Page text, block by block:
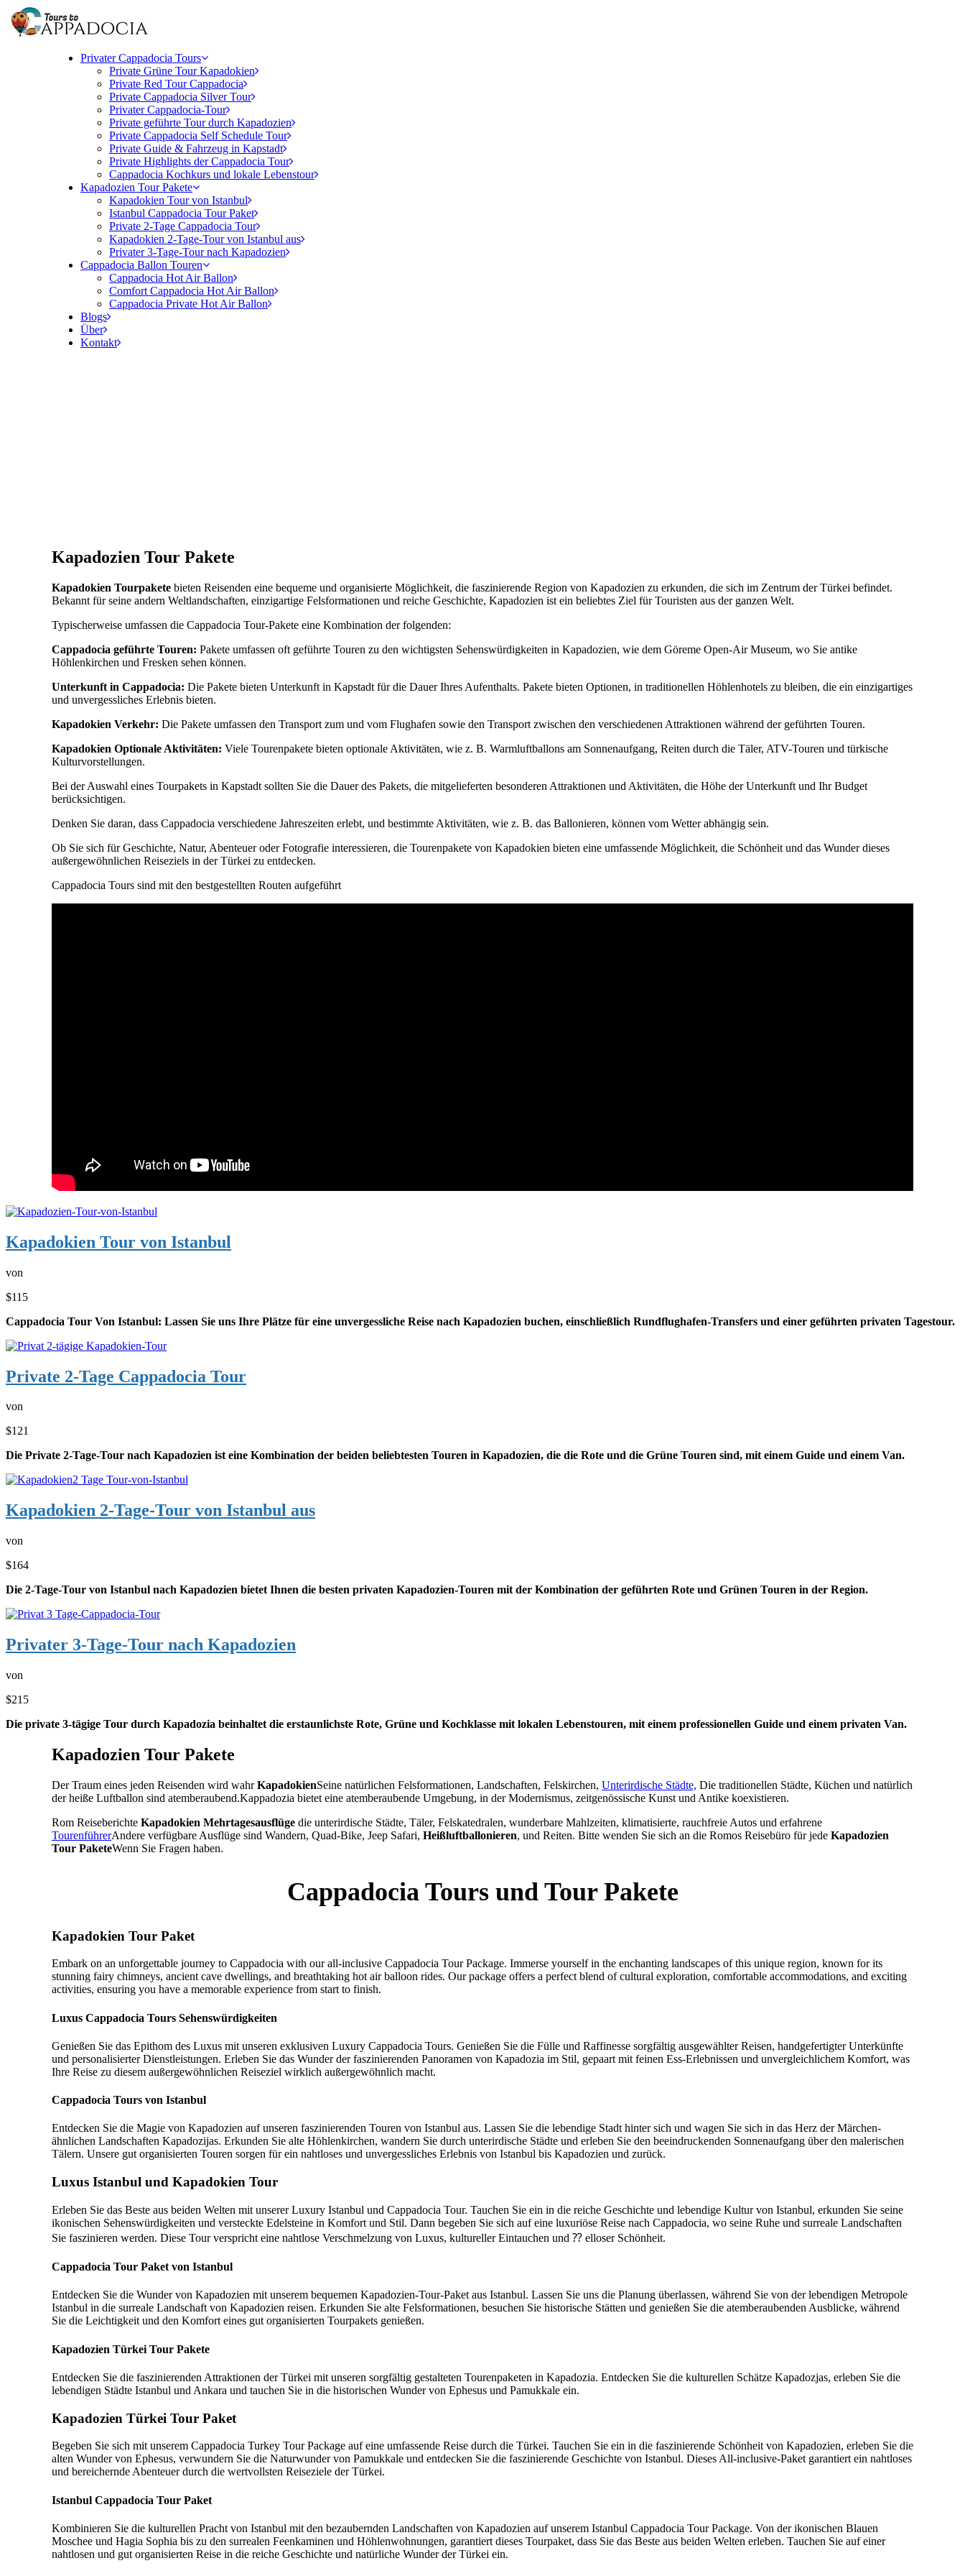
Privater Cappadocia Tours
Private Grüne Tour Kapadokien
Private Red Tour Cappadocia
Private Cappadocia Silver Tour
Privater Cappadocia-Tour
Private geführte Tour durch Kapadozien
Private Cappadocia Self Schedule Tour
Private Guide & Fahrzeug in Kapstadt
Private Highlights der Cappadocia Tour
Cappadocia Kochkurs und lokale Lebenstour
Kapadozien Tour Pakete
Kapadokien Tour von Istanbul
Istanbul Cappadocia Tour Paket
Private 2-Tage Cappadocia Tour
Kapadokien 2-Tage-Tour von Istanbul aus
Privater 3-Tage-Tour nach Kapadozien
Cappadocia Ballon Touren
Cappadocia Hot Air Ballon
Comfort Cappadocia Hot Air Ballon
Cappadocia Private Hot Air Ballon
Blogs
Über
Kontakt
Kapadozien Tour Pakete
Kapadokien Tourpakete bieten Reisenden eine bequeme und organisierte Möglichkeit, die faszinierende Region von Kapadozien zu erkunden, die sich im Zentrum der Türkei befindet.
Bekannt für seine andern Weltlandschaften, einzigartige Felsformationen und reiche Geschichte, Kapadozien ist ein beliebtes Ziel für Touristen aus der ganzen Welt.
Typischerweise umfassen die Cappadocia Tour-Pakete eine Kombination der folgenden:
Cappadocia geführte Touren: Pakete umfassen oft geführte Touren zu den wichtigsten Sehenswürdigkeiten in Kapadozien, wie dem Göreme Open-Air Museum, wo Sie antike
Höhlenkirchen und Fresken sehen können.
Unterkunft in Cappadocia: Die Pakete bieten Unterkunft in Kapstadt für die Dauer Ihres Aufenthalts. Pakete bieten Optionen, in traditionellen Höhlenhotels zu bleiben, die ein einzigartiges
und unvergessliches Erlebnis bieten.
Kapadokien Verkehr: Die Pakete umfassen den Transport zum und vom Flughafen sowie den Transport zwischen den verschiedenen Attraktionen während der geführten Touren.
Kapadokien Optionale Aktivitäten: Viele Tourenpakete bieten optionale Aktivitäten, wie z. B. Warmluftballons am Sonnenaufgang, Reiten durch die Täler, ATV-Touren und türkische
Kulturvorstellungen.
Bei der Auswahl eines Tourpakets in Kapstadt sollten Sie die Dauer des Pakets, die mitgelieferten besonderen Attraktionen und Aktivitäten, die Höhe der Unterkunft und Ihr Budget
berücksichtigen.
Denken Sie daran, dass Cappadocia verschiedene Jahreszeiten erlebt, und bestimmte Aktivitäten, wie z. B. das Ballonieren, können vom Wetter abhängig sein.
Ob Sie sich für Geschichte, Natur, Abenteuer oder Fotografie interessieren, die Tourenpakete von Kapadokien bieten eine umfassende Möglichkeit, die Schönheit und das Wunder dieses
außergewöhnlichen Reiseziels in der Türkei zu entdecken.
Cappadocia Tours sind mit den bestgestellten Routen aufgeführt
Kapadokien Tour von Istanbul
von
$115
Cappadocia Tour Von Istanbul: Lassen Sie uns Ihre Plätze für eine unvergessliche Reise nach Kapadozien buchen, einschließlich Rundflughafen-Transfers und einer geführten privaten Tagestour.
Private 2-Tage Cappadocia Tour
von
$121
Die Private 2-Tage-Tour nach Kapadozien ist eine Kombination der beiden beliebtesten Touren in Kapadozien, die die Rote und die Grüne Touren sind, mit einem Guide und einem Van.
Kapadokien 2-Tage-Tour von Istanbul aus
von
$164
Die 2-Tage-Tour von Istanbul nach Kapadozien bietet Ihnen die besten privaten Kapadozien-Touren mit der Kombination der geführten Rote und Grünen Touren in der Region.
Privater 3-Tage-Tour nach Kapadozien
von
$215
Die private 3-tägige Tour durch Kapadozia beinhaltet die erstaunlichste Rote, Grüne und Kochklasse mit lokalen Lebenstouren, mit einem professionellen Guide und einem privaten Van.
Kapadozien Tour Pakete
Der Traum eines jeden Reisenden wird wahrKapadokienSeine natürlichen Felsformationen, Landschaften, Felskirchen, Unterirdische Städte, Die traditionellen Städte, Küchen und natürlich
der heiße Luftballon sind atemberaubend.Kappadozia bietet eine atemberaubende Umgebung, in der Modernismus, zeitgenössische Kunst und Antike koexistieren.
Rom Reiseberichte Kapadokien Mehrtagesausflüge die unterirdische Städte, Täler, Felskatedralen, wunderbare Mahlzeiten, klimatisierte, rauchfreie Autos und erfahrene
TourenführerAndere verfügbare Ausflüge sind Wandern, Quad-Bike, Jeep Safari, Heißluftballonieren, und Reiten. Bitte wenden Sie sich an die Romos Reisebüro für jede Kapadozien
Tour PaketeWenn Sie Fragen haben.
Cappadocia Tours und Tour Pakete
Kapadokien Tour Paket
Embark on an unforgettable journey to Cappadocia with our all-inclusive Cappadocia Tour Package. Immerse yourself in the enchanting landscapes of this unique region, known for its
stunning fairy chimneys, ancient cave dwellings, and breathtaking hot air balloon rides. Our package offers a perfect blend of cultural exploration, comfortable accommodations, and exciting
activities, ensuring you have a memorable experience from start to finish.
Luxus Cappadocia Tours Sehenswürdigkeiten
Genießen Sie das Epithom des Luxus mit unseren exklusiven Luxury Cappadocia Tours. Genießen Sie die Fülle und Raffinesse sorgfältig ausgewählter Reisen, handgefertigter Unterkünfte
und personalisierter Dienstleistungen. Erleben Sie das Wunder der faszinierenden Panoramen von Kapadozia im Stil, gepaart mit feinen Ess-Erlebnissen und unvergleichlichem Komfort, was
Ihre Reise zu diesem außergewöhnlichen Reiseziel wirklich außergewöhnlich macht.
Cappadocia Tours von Istanbul
Entdecken Sie die Magie von Kapadozien auf unseren faszinierenden Touren von Istanbul aus. Lassen Sie die lebendige Stadt hinter sich und wagen Sie sich in das Herz der Märchen-
ähnlichen Landschaften Kapadozijas. Erkunden Sie alte Höhlenkirchen, wandern Sie durch unterirdische Städte und erleben Sie den beeindruckenden Sonnenaufgang über den malerischen
Tälern. Unsere gut organisierten Touren sorgen für ein nahtloses und unvergessliches Erlebnis von Istanbul bis Kapadozien und zurück.
Luxus Istanbul und Kapadokien Tour
Erleben Sie das Beste aus beiden Welten mit unserer Luxury Istanbul und Cappadocia Tour. Tauchen Sie ein in die reiche Geschichte und lebendige Kultur von Istanbul, erkunden Sie seine
ikonischen Sehenswürdigkeiten und versteckte Edelsteine in Komfort und Stil. Dann begeben Sie sich auf eine luxuriöse Reise nach Cappadocia, wo seine Ruhe und surreale Landschaften
Sie faszinieren werden. Diese Tour verspricht eine nahtlose Verschmelzung von Luxus, kultureller Eintauchen und ⁇ elloser Schönheit.
Cappadocia Tour Paket von Istanbul
Entdecken Sie die Wunder von Kapadozien mit unserem bequemen Kapadozien-Tour-Paket aus Istanbul. Lassen Sie uns die Planung überlassen, während Sie von der lebendigen Metropole
Istanbul in die surreale Landschaft von Kapadozien reisen. Erkunden Sie alte Felsformationen, besuchen Sie historische Stätten und genießen Sie die atemberaubenden Ausblicke, während
Sie die Leichtigkeit und den Komfort eines gut organisierten Tourpakets genießen.
Kapadozien Türkei Tour Pakete
Entdecken Sie die faszinierenden Attraktionen der Türkei mit unseren sorgfältig gestalteten Tourenpaketen in Kapadozia. Entdecken Sie die kulturellen Schätze Kapadozjas, erleben Sie die
lebendigen Städte Istanbul und Ankara und tauchen Sie in die historischen Wunder von Ephesus und Pamukkale ein.
Kapadozien Türkei Tour Paket
Begeben Sie sich mit unserem Cappadocia Turkey Tour Package auf eine umfassende Reise durch die Türkei. Tauchen Sie ein in die faszinierende Schönheit von Kapadozien, erleben Sie die
alten Wunder von Ephesus, verwundern Sie die Naturwunder von Pamukkale und entdecken Sie die faszinierende Geschichte von Istanbul. Dieses All-inclusive-Paket garantiert ein nahtloses
und bereichernde Abenteuer durch die wertvollsten Reiseziele der Türkei.
Istanbul Cappadocia Tour Paket
Kombinieren Sie die kulturellen Pracht von Istanbul mit den bezaubernden Landschaften von Kapadozien auf unserem Istanbul Cappadocia Tour Package. Von der ikonischen Blauen
Moschee und Hagia Sophia bis zu den surrealen Feenkaminen und Höhlenwohnungen, garantiert dieses Tourpaket, dass Sie das Beste aus beiden Welten erleben. Tauchen Sie auf einer
nahtlosen und gut organisierten Reise in die reiche Geschichte und natürliche Wunder der Türkei ein.